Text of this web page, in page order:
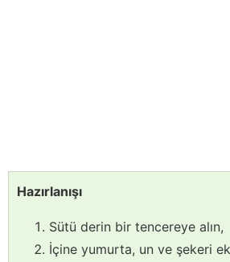
Hazırlanışı
Sütü derin bir tencereye alın,
İçine yumurta, un ve şekeri